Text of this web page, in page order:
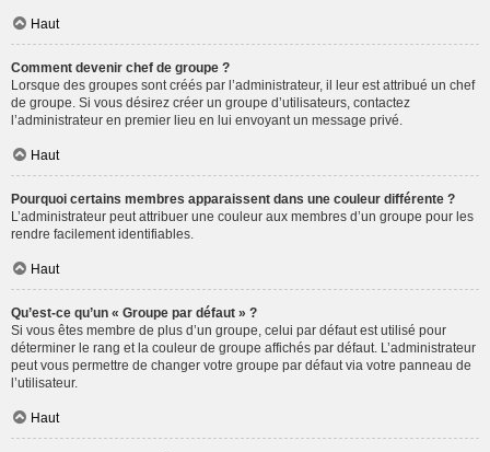
Haut
Comment devenir chef de groupe ?
Lorsque des groupes sont créés par l’administrateur, il leur est attribué un chef
de groupe. Si vous désirez créer un groupe d’utilisateurs, contactez
l’administrateur en premier lieu en lui envoyant un message privé.
Haut
Pourquoi certains membres apparaissent dans une couleur différente ?
L’administrateur peut attribuer une couleur aux membres d’un groupe pour les
rendre facilement identifiables.
Haut
Qu’est-ce qu’un « Groupe par défaut » ?
Si vous êtes membre de plus d’un groupe, celui par défaut est utilisé pour
déterminer le rang et la couleur de groupe affichés par défaut. L’administrateur
peut vous permettre de changer votre groupe par défaut via votre panneau de
l’utilisateur.
Haut